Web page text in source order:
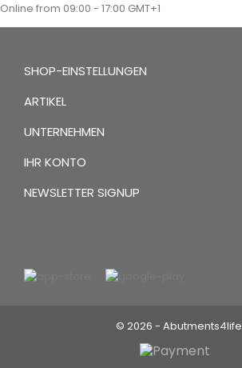
Online from 09:00 - 17:00 GMT+1
SHOP-EINSTELLUNGEN
ARTIKEL
UNTERNEHMEN
IHR KONTO
NEWSLETTER SIGNUP
© 2026 - Abutments4life